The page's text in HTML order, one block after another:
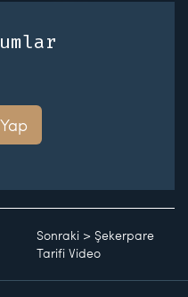
Sonraki >Şekerpare
Tarifi Video